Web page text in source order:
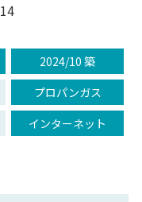
2024/10 築
プロパンガス
インターネット